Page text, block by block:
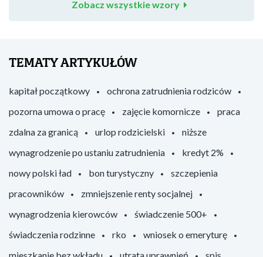
Zobacz wszystkie wzory
TEMATY ARTYKUŁÓW
kapitał początkowy
ochrona zatrudnienia rodziców
pozorna umowa o pracę
zajęcie komornicze
praca
zdalna za granicą
urlop rodzicielski
niższe
wynagrodzenie po ustaniu zatrudnienia
kredyt 2%
nowy polski ład
bon turystyczny
szczepienia
pracowników
zmniejszenie renty socjalnej
wynagrodzenia kierowców
świadczenie 500+
świadczenia rodzinne
rko
wniosek o emeryturę